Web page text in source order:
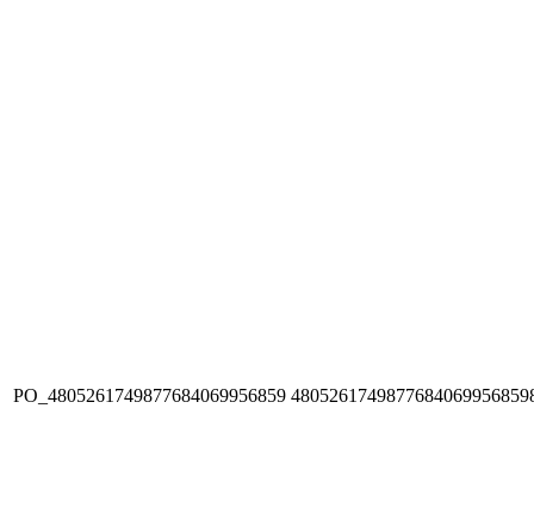
PO_4805261749877684069956859